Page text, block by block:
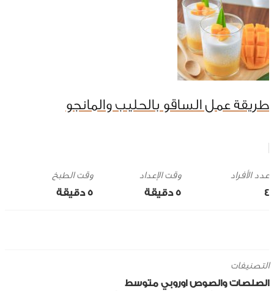
طريقة عمل الساقو بالحليب والمانجو
4
وقت الإعداد
5 ‎دقيقة
وقت الطبخ
5 ‎دقيقة
التصنيفات
الصلصات والصوص اوروبي متوسط